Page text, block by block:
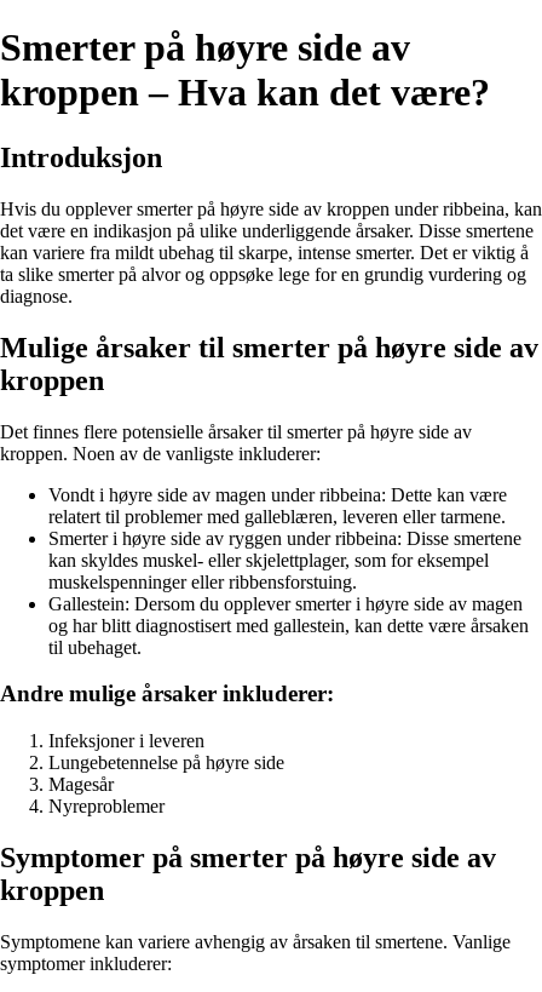
Smerter på høyre side av
kroppen – Hva kan det være?
Introduksjon
Hvis du opplever smerter på høyre side av kroppen under ribbeina, kan
det være en indikasjon på ulike underliggende årsaker. Disse smertene
kan variere fra mildt ubehag til skarpe, intense smerter. Det er viktig å
ta slike smerter på alvor og oppsøke lege for en grundig vurdering og
diagnose.
Mulige årsaker til smerter på høyre side av
kroppen
Det finnes flere potensielle årsaker til smerter på høyre side av
kroppen. Noen av de vanligste inkluderer:
Vondt i høyre side av magen under ribbeina: Dette kan være
relatert til problemer med galleblæren, leveren eller tarmene.
Smerter i høyre side av ryggen under ribbeina: Disse smertene
kan skyldes muskel- eller skjelettplager, som for eksempel
muskelspenninger eller ribbensforstuing.
Gallestein: Dersom du opplever smerter i høyre side av magen
og har blitt diagnostisert med gallestein, kan dette være årsaken
til ubehaget.
Andre mulige årsaker inkluderer:
Infeksjoner i leveren
Lungebetennelse på høyre side
Magesår
Nyreproblemer
Symptomer på smerter på høyre side av
kroppen
Symptomene kan variere avhengig av årsaken til smertene. Vanlige
symptomer inkluderer: